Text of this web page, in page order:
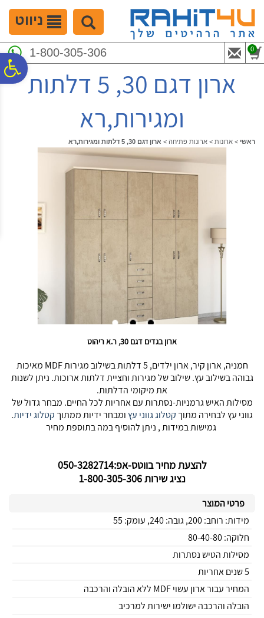
נגישות
המרכזי
ניווט
1-800-305-306 0
ארון דגם 30, 5 דלתות
ומגירות,רא
ראשי > ארונות > ארונות פתיחה > ארון דגם 30, 5 דלתות ומגירות,רא
ארון בגדים דגם 30, ר.א ריהוט
חמניה, ארון קיר, ארון ילדים, 5 דלתות בשילוב מגירות MDF מאיכות
גבוהה בשילוב עץ. שילוב של מגירות וחציית דלתות ארוכות. ניתן לשנות
את מיקומי הדלתות.
מסילות האיש גרמניות-נסתרות עם אחריות לכל החיים. מבחר גדול של
גווני עץ לבחירה מתוךקטלוג גווני עץומבחר ידיות ממתוךקטלוג ידיות.
גמישות במידות , ניתן להוסיף במה בתוספת מחיר
להצעת מחיר בווטס-אפ:050-3282714
נציג שירות 1-800-305-306
פרטי המוצר
מידות: רוחב: 200, גובה: 240, עומק: 55
חלוקה: 80-40-80
מסילות הטיש נסתרות
5 שנים אחריות
המחיר עבור ארון עשוי MDF ללא הובלה והרכבה
הובלה והרכבה ישולמו ישירות למרכיב